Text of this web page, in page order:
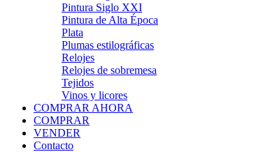
Pintura Siglo XXI
Pintura de Alta Época
Plata
Plumas estilográficas
Relojes
Relojes de sobremesa
Tejidos
Vinos y licores
COMPRAR AHORA
COMPRAR
VENDER
Contacto